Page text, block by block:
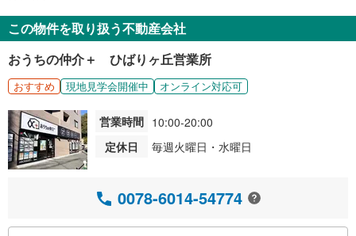
この物件を取り扱う不動産会社
おうちの仲介＋ ひばりヶ丘営業所
おすすめ 現地見学会開催中 オンライン対応可
営業時間 10:00-20:00
定休日
毎週火曜日・水曜日
0078-6014-54774